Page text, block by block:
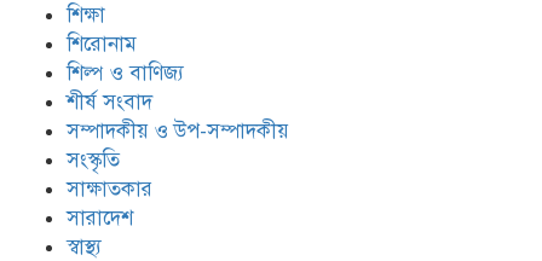
শিক্ষা
শিরোনাম
শিল্প ও বাণিজ্য
শীর্ষ সংবাদ
সম্পাদকীয় ও উপ-সম্পাদকীয়
সংস্কৃতি
সাক্ষাতকার
সারাদেশ
স্বাস্থ্য